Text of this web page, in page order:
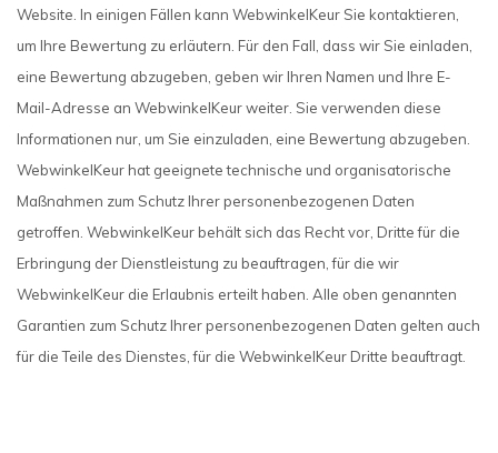
Website. In einigen Fällen kann WebwinkelKeur Sie kontaktieren,
um Ihre Bewertung zu erläutern. Für den Fall, dass wir Sie einladen,
eine Bewertung abzugeben, geben wir Ihren Namen und Ihre E-
Mail-Adresse an WebwinkelKeur weiter. Sie verwenden diese
Informationen nur, um Sie einzuladen, eine Bewertung abzugeben.
WebwinkelKeur hat geeignete technische und organisatorische
Maßnahmen zum Schutz Ihrer personenbezogenen Daten
getroffen. WebwinkelKeur behält sich das Recht vor, Dritte für die
Erbringung der Dienstleistung zu beauftragen, für die wir
WebwinkelKeur die Erlaubnis erteilt haben. Alle oben genannten
Garantien zum Schutz Ihrer personenbezogenen Daten gelten auch
für die Teile des Dienstes, für die WebwinkelKeur Dritte beauftragt.